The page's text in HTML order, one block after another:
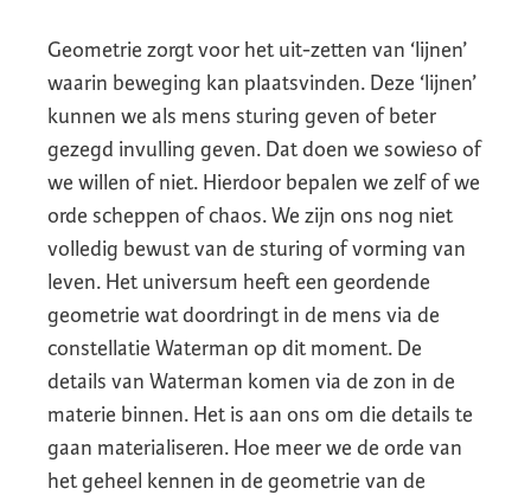
Geometrie zorgt voor het uit-zetten van ‘lijnen’
waarin beweging kan plaatsvinden. Deze ‘lijnen’
kunnen we als mens sturing geven of beter
gezegd invulling geven. Dat doen we sowieso of
we willen of niet. Hierdoor bepalen we zelf of we
orde scheppen of chaos. We zijn ons nog niet
volledig bewust van de sturing of vorming van
leven. Het universum heeft een geordende
geometrie wat doordringt in de mens via de
constellatie Waterman op dit moment. De
details van Waterman komen via de zon in de
materie binnen. Het is aan ons om die details te
gaan materialiseren. Hoe meer we de orde van
het geheel kennen in de geometrie van de